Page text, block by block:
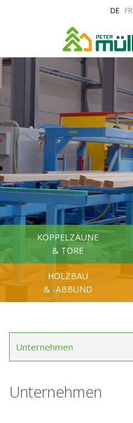
DE FR
KOPPELZÄUNE
& TORE
HOLZBAU
& -ABBUND
Unternehmen
Unternehmen